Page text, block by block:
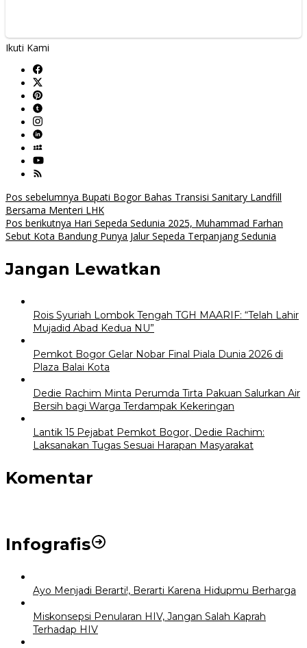
Ikuti Kami
Navigasi
pos
Pos sebelumnya Bupati Bogor Bahas Transisi Sanitary Landfill
Bersama Menteri LHK
Pos berikutnya Hari Sepeda Sedunia 2025, Muhammad Farhan
Sebut Kota Bandung Punya Jalur Sepeda Terpanjang Sedunia
Jangan Lewatkan
Rois Syuriah Lombok Tengah TGH MAARIF: “Telah Lahir
Mujadid Abad Kedua NU”
Pemkot Bogor Gelar Nobar Final Piala Dunia 2026 di
Plaza Balai Kota
Dedie Rachim Minta Perumda Tirta Pakuan Salurkan Air
Bersih bagi Warga Terdampak Kekeringan
Lantik 15 Pejabat Pemkot Bogor, Dedie Rachim:
Laksanakan Tugas Sesuai Harapan Masyarakat
Komentar
Infografis
Ayo Menjadi Berarti!, Berarti Karena Hidupmu Berharga
Miskonsepsi Penularan HIV, Jangan Salah Kaprah
Terhadap HIV